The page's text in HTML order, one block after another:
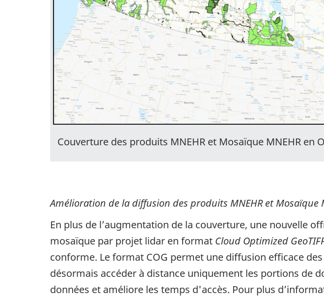
Couverture des produits MNEHR et Mosaïque MNEHR en
Amélioration de la diffusion des produits MNEHR et Mosaïque
En plus de l’augmentation de la couverture, une nouvelle
mosaïque par projet lidar en format Cloud Optimized
conforme. Le format COG permet une diffusion efficace
désormais accéder à distance uniquement les portions de
données et améliore les temps d'accès. Pour plus